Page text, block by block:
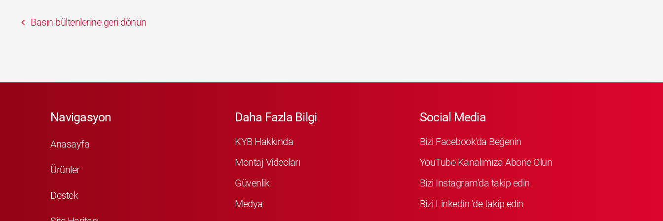
Basın bültenlerine geri dönün
Navigasyon
Anasayfa
Ürünler
Destek
Daha Fazla Bilgi
KYB Hakkında
Montaj Videoları
Güvenlik
Medya
Social Media
Bizi Facebook'da Beğenin
YouTube Kanalımıza Abone Olun
Bizi Instagram’da takip edin
Bizi Linkedin ‘de takip edin